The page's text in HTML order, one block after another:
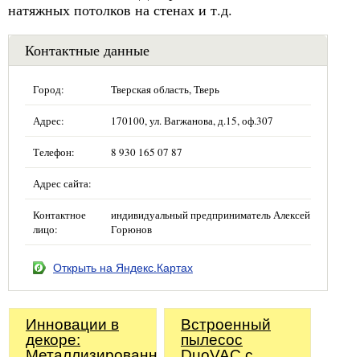
натяжных потолков на стенах и т.д.
Контактные данные
Город: Тверская область, Тверь
Адрес: 170100, ул. Вагжанова, д.15, оф.307
Телефон: 8 930 165 07 87
Адрес сайта:
Контактное
лицо:
индивидуальный предприниматель Алексей
Горюнов
Открыть на Яндекс.Картах
Инновации в
декоре:
Встроенный
пылесос